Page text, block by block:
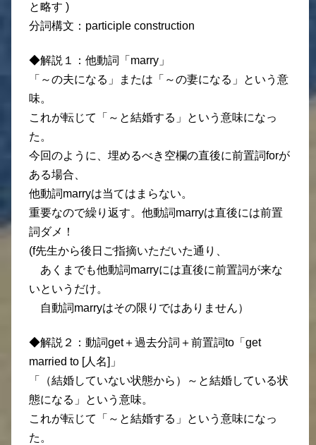
と略す )
分詞構文：participle construction
◆解説１：他動詞「marry」
「～の夫になる」または「～の妻になる」という意
味。
これが転じて「～と結婚する」という意味になっ
た。
今回のように、埋めるべき空欄の直後に前置詞forが
ある場合、
他動詞marryは当てはまらない。
重要なので繰り返す。他動詞marryは直後には前置
詞ダメ！
(f先生から後日ご指摘いただいた通り、
あくまでも他動詞marryには直後に前置詞が来な
いというだけ。
自動詞marryはその限りではありません）
◆解説２：動詞get＋過去分詞＋前置詞to「get
married to [人名]」
「（結婚していない状態から）～と結婚している状
態になる」という意味。
これが転じて「～と結婚する」という意味になっ
た。